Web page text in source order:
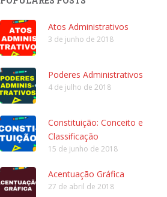
Atos Administrativos
3 de junho de 2018
Poderes Administrativos
4 de julho de 2018
Constituição: Conceito e
Classificação
15 de junho de 2018
Acentuação Gráfica
27 de abril de 2018